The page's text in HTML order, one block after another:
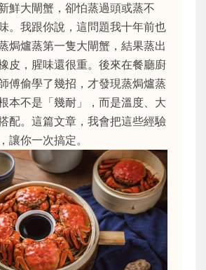
鮮大閘蟹，卻怕蒸過頭或蒸不
。我跟你說，這問題我十年前也
焗爐蒸第一隻大閘蟹，結果蒸出
皮，腥味還很重。後來在餐廳廚
傅偷學了幾招，才發現蒸焗爐蒸
本不是「幾耐」，而是溫度、大
配。這篇文章，我會把這些經驗
讓你一次搞定。